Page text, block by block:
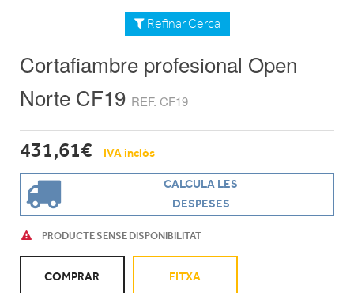
Refinar Cerca
Cortafiambre profesional Open
Norte CF19 REF. CF19
431,61€ IVA inclòs
CALCULA LES
DESPESES
PRODUCTE SENSE DISPONIBILITAT
COMPRAR FITXA